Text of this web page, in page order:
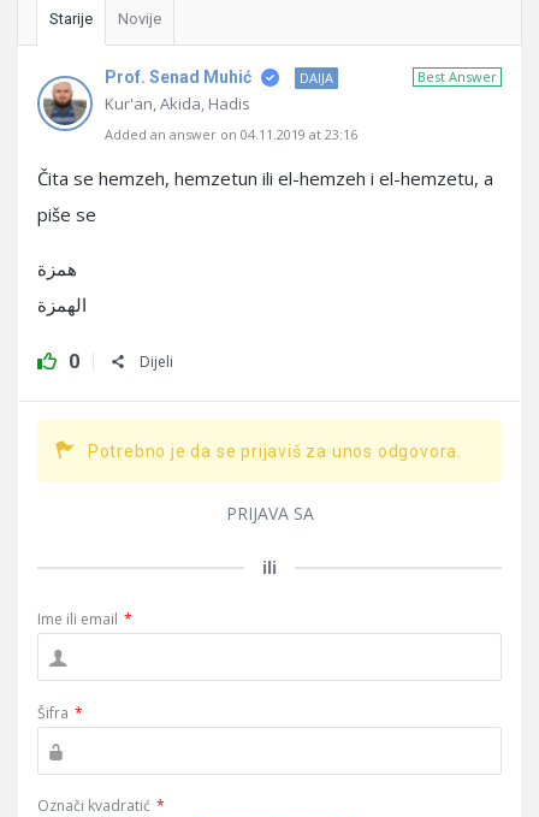
Starije Novije
Best Answer
Prof. Senad Muhić DAIJA
Kur'an, Akida, Hadis
Added an answer on 04.11.2019 at 23:16
Čita se hemzeh, hemzetun ili el-hemzeh i el-hemzetu, a
piše se
همزة
الهمزة
0 Dijeli
Potrebno je da se prijaviš za unos odgovora.
PRIJAVA SA
ili
Ime ili email *
Šifra *
Označi kvadratić *